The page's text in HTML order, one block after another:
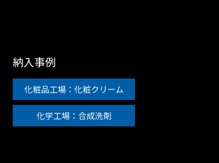
納入事例
化粧品工場：化粧クリーム
化学工場：合成洗剤